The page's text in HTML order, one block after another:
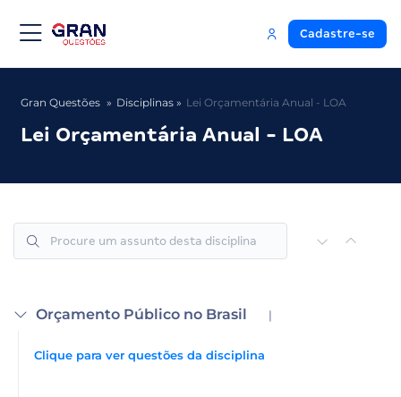
Cadastre-se
Gran Questões Disciplinas Lei Orçamentária Anual - LOA
Lei Orçamentária Anual - LOA
Orçamento Público no Brasil |
Clique para ver questões da disciplina